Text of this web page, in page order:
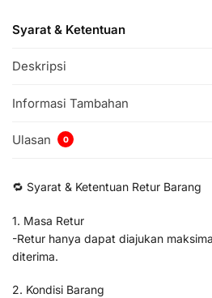
Syarat & Ketentuan
Deskripsi
Informasi Tambahan
Ulasan 0
🔁 Syarat & Ketentuan Retur Barang
1. Masa Retur
-Retur hanya dapat diajukan
diterima.
2. Kondisi Barang